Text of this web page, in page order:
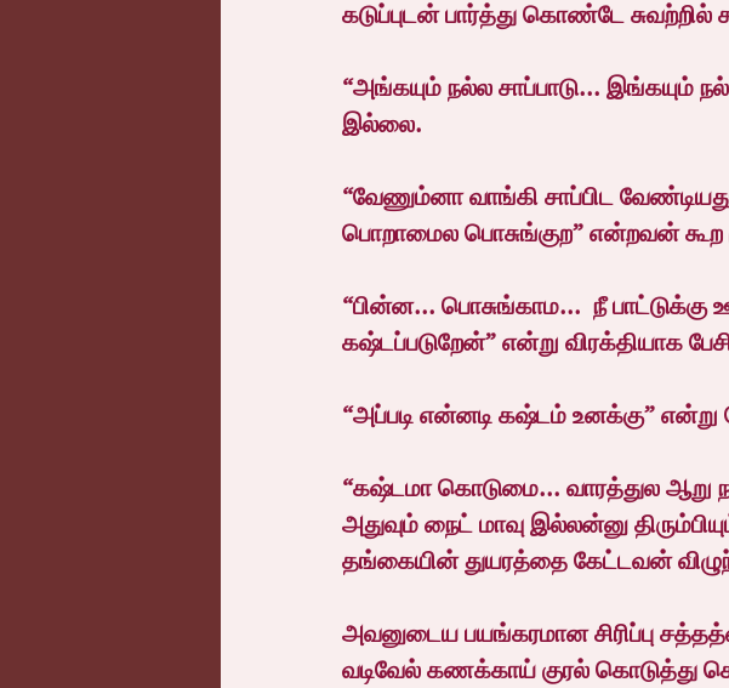
கடுப்புடன் பார்த்து கொண்டே
“அங்கயும் நல்ல சாப்பாடு... இங்கயும்
இல்லை.
“வேணும்னா வாங்கி சாப்பிட
பொறாமைல பொசுங்குற” என்றவன்
“பின்ன... பொசுங்காம...  நீ
கஷ்டப்படுறேன்” என்று விரக்தியாக
“அப்படி என்னடி கஷ்டம் உனக்கு” என்று
“கஷ்டமா கொடுமை... வாரத்துல ஆறு
அதுவும் நைட் மாவு இல்லன்னு
தங்கையின் துயரத்தை கேட்டவன்
அவனுடைய பயங்கரமான சிரிப்பு
வடிவேல் கணக்காய் குரல் கொடுத்து